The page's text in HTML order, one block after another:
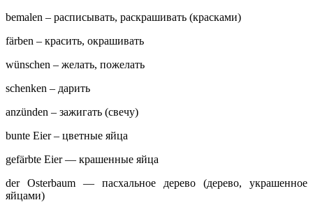
bemalen – расписывать, раскрашивать (красками)
färben – красить, окрашивать
wünschen – желать, пожелать
schenken – дарить
anzünden – зажигать (свечу)
bunte Eier – цветные яйца
gefärbte Eier — крашенные яйца
der Osterbaum — пасхальное дерево (дерево, украшенное
яйцами)